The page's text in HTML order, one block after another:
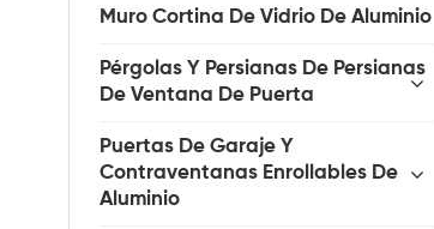
Muro Cortina De Vidrio De Aluminio
Pérgolas Y Persianas De Persianas
De Ventana De Puerta
Puertas De Garaje Y
Contraventanas Enrollables De
Aluminio